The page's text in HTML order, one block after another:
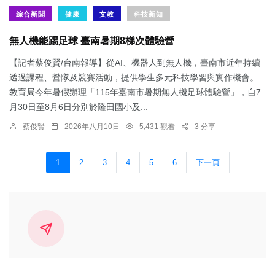
綜合新聞 健康 文教 科技新知
無人機能踢足球 臺南暑期8梯次體驗營
【記者蔡俊賢/台南報導】從AI、機器人到無人機，臺南市近年持續
透過課程、營隊及競賽活動，提供學生多元科技學習與實作機會。
教育局今年暑假辦理「115年臺南市暑期無人機足球體驗營」，自7
月30日至8月6日分別於隆田國小及...
蔡俊賢 2026年八月10日 5,431 觀看 3 分享
1 2 3 4 5 6 下一頁